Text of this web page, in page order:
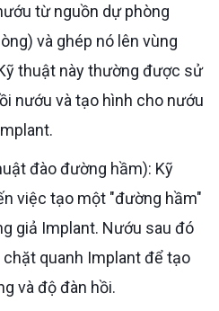
từ nguồn dự phòng
và ghép nó lên vùng
thuật này thường được sử
nướu và tạo hình cho nướu
việc tạo một "đường hầm"
giả Implant. Nướu sau đó
quanh Implant để tạo
và độ đàn hồi.